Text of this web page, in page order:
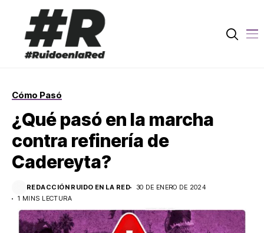
Cómo Pasó
¿Qué pasó en la marcha
contra refinería de
Cadereyta?
REDACCIÓN RUIDO EN LA RED
30 DE ENERO DE 2024
1 MINS LECTURA